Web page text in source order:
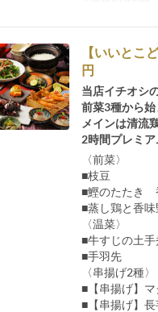
【いいと
円
当店イチオシ
前菜3種から
メインは清流
2時間プレミ
〈前菜〉
■枝豆
■鰹のたたき
■蒸し鶏と香
〈温菜〉
■牛すじの土手
■手羽先
〈串揚げ2種〉
■【串揚げ】
■【串揚げ】長